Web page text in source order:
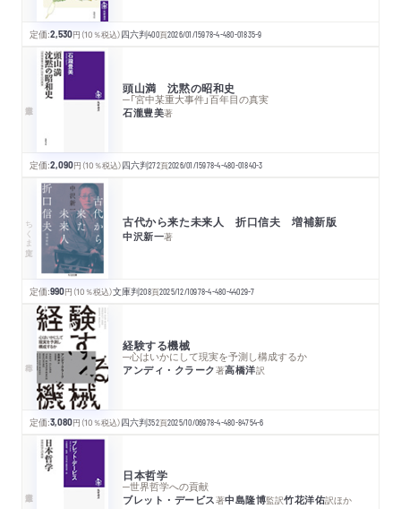
定価:2,530円 （10％税込）四六判400頁2026/01/15978-4-480-01835-9
頭山満 沈黙の昭和史
─「宮中某重大事件」百年目の真実
石瀧豊美著
定価:2,090円 （10％税込）四六判272頁2026/01/15978-4-480-01840-3
ちくま文庫 古代から来た未来人 折口信夫 増補新版
中沢新一著
定価:990円 （10％税込）文庫判208頁2025/12/10978-4-480-44029-7
経験する機械
─心はいかにして現実を予測し構成するか
アンディ・クラーク著高橋洋訳
定価:3,080円 （10％税込）四六判352頁2025/10/06978-4-480-84754-6
日本哲学
─世界哲学への貢献
ブレット・デービス著中島隆博監訳竹花洋佑訳ほか